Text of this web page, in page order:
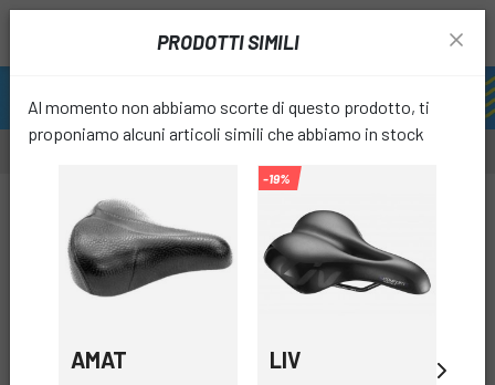
PRODOTTI SIMILI
Al momento non abbiamo scorte di questo prodotto, ti
proponiamo alcuni articoli simili che abbiamo in stock
AMAT
-19%
LIV